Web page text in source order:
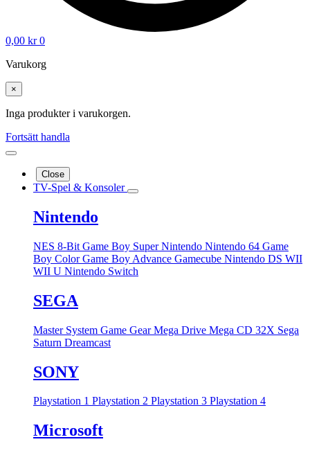
0,00 kr 0
Varukorg
×
Inga produkter i varukorgen.
Fortsätt handla
Close
TV-Spel & Konsoler
Nintendo
NES 8-Bit Game Boy Super Nintendo Nintendo 64 Game
Boy ColorGame Boy Advance Gamecube Nintendo DS WII
WII U Nintendo Switch
SEGA
Master System Game GearMega Drive Mega CD 32X Sega
Saturn Dreamcast
SONY
Playstation 1 Playstation 2 Playstation 3 Playstation 4
Microsoft